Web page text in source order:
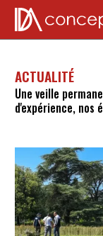
ACTUALITÉ
Une veille
d'expérience, nos